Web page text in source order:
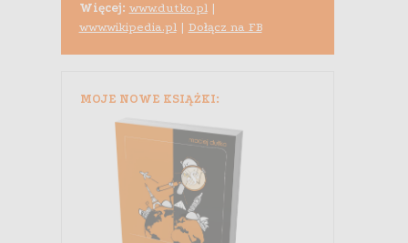
Więcej: www.dutko.pl|
www.wikipedia.pl| Dołącz na FB
MOJE NOWE KSIĄŻKI: